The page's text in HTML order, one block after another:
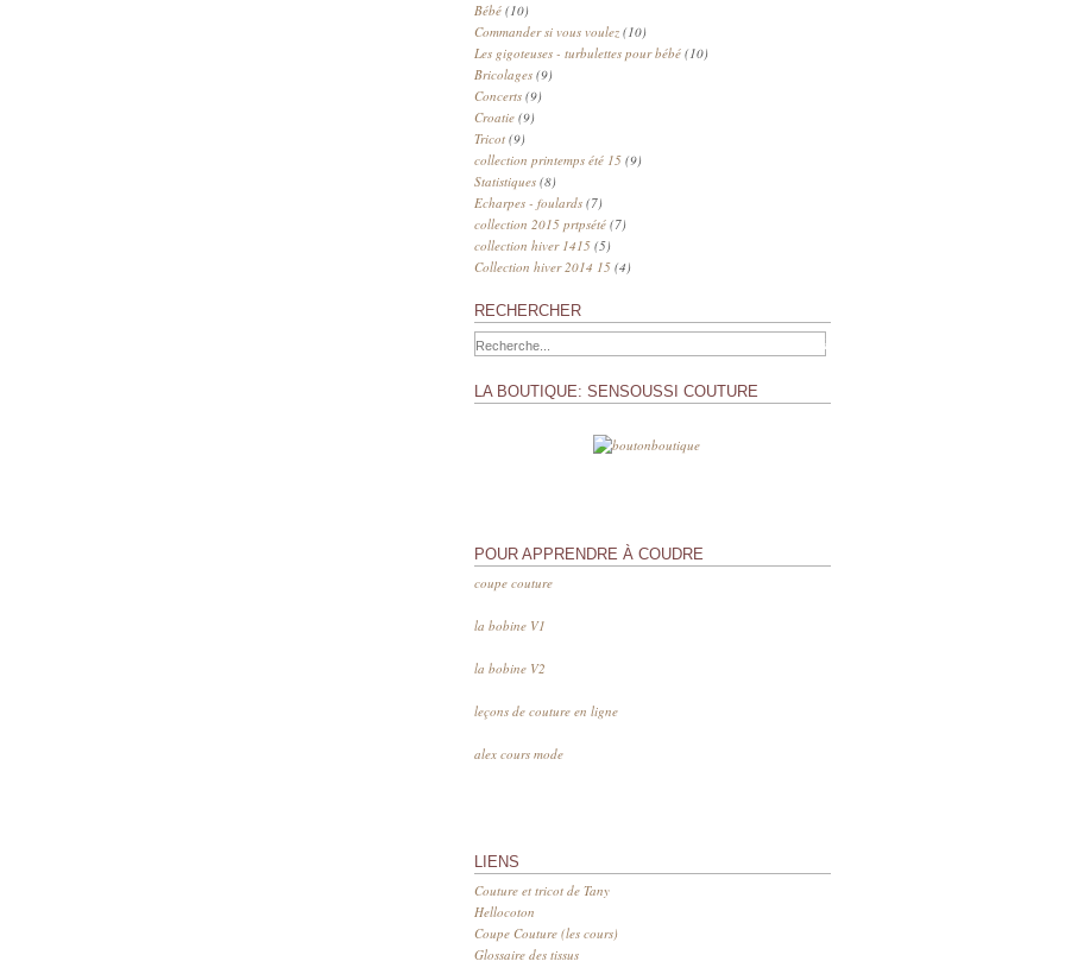
Bébé (10)
Commander si vous voulez (10)
Les gigoteuses - turbulettes pour bébé (10)
Bricolages (9)
Concerts (9)
Croatie (9)
Tricot (9)
collection printemps été 15 (9)
Statistiques (8)
Echarpes - foulards (7)
collection 2015 prtpsété (7)
collection hiver 1415 (5)
Collection hiver 2014 15 (4)
RECHERCHER
LA BOUTIQUE: SENSOUSSI COUTURE
POUR APPRENDRE À COUDRE
coupe couture
la bobine V1
la bobine V2
leçons de couture en ligne
alex cours mode
LIENS
Couture et tricot de Tany
Hellocoton
Coupe Couture (les cours)
Glossaire des tissus